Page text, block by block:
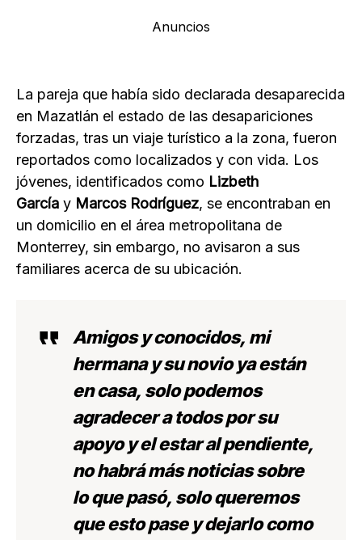
Anuncios
La pareja que había sido declarada desaparecida
en Mazatlán el estado de las desapariciones
forzadas, tras un viaje turístico a la zona, fueron
reportados como localizados y con vida. Los
jóvenes, identificados como Lizbeth
García y Marcos Rodríguez, se encontraban en
un domicilio en el área metropolitana de
Monterrey, sin embargo, no avisaron a sus
familiares acerca de su ubicación.
Amigos y conocidos, mi
hermana y su novio ya están
en casa, solo podemos
agradecer a todos por su
apoyo y el estar al pendiente,
no habrá más noticias sobre
lo que pasó, solo queremos
que esto pase y dejarlo como